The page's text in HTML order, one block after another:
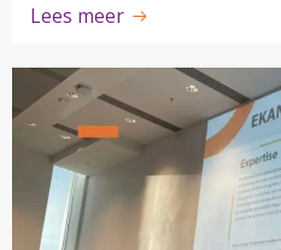
Lees meer